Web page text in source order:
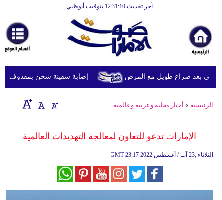
آخر تحديث 12:31:10 بتوقيت أبوظبي
أخبارعاجلة
رياضة
ثقافة
إقتصاد
وموسيقى
وتغذية
إصابة سفينة شحن بمقذوف بعد صراع طويل مع المرض
الرئيسية » أخبار محلية وعربية وعالمية
الإمارات تدعو للتعاون لمعالجة التهديدات العالمية
GMT 23:17 2022 الثلاثاء ,23 آب / أغسطس